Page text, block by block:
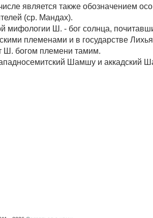
является также обозначением
(ср. Мандах).
мифологии Ш. - бог солнца,
племенами и в государстве
Ш. богом племени тамим.
Шамшу и аккадский